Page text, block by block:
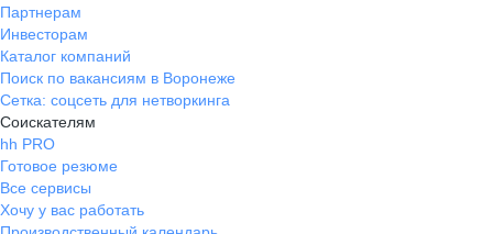
Партнерам
Инвесторам
Каталог компаний
Поиск по вакансиям в Воронеже
Сетка: соцсеть для нетворкинга
Соискателям
hh PRO
Готовое резюме
Все сервисы
Хочу у вас работать